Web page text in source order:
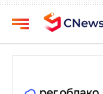
Публикации